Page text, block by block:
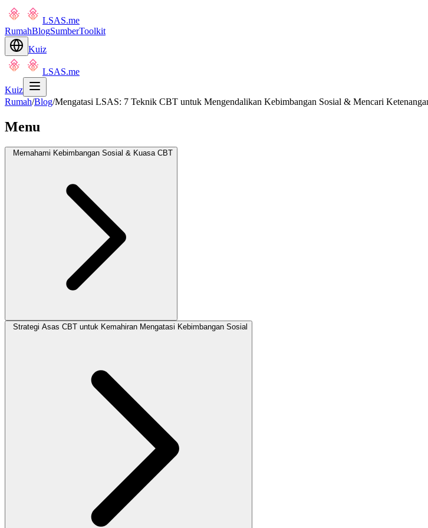
LSAS.me
RumahBlogSumberToolkit
Kuiz
LSAS.me
Kuiz
Rumah/Blog/Mengatasi LSAS: 7 Teknik CBT untuk Mengendalikan Kebimbangan Sosial & Mencari
Menu
Memahami Kebimbangan Sosial & Kuasa CBT
Strategi Asas CBT untuk Kemahiran Mengatasi Kebimbangan Sosial